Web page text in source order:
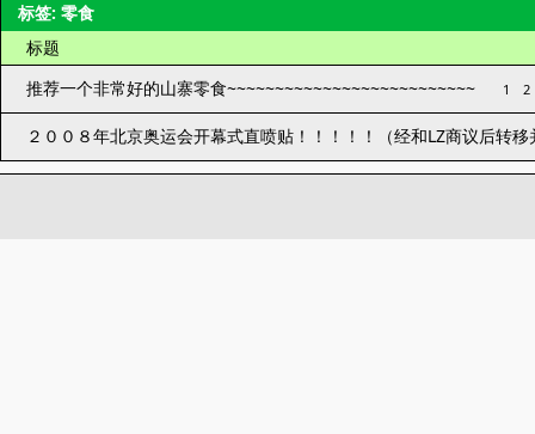
标签: 零食
标题
推荐一个非常好的山寨零食~~~~~~~~~~~~~~~~~~~~~~~~~~
1 2
２００８年北京奥运会开幕式直喷贴！！！！！（经和LZ商议后转移